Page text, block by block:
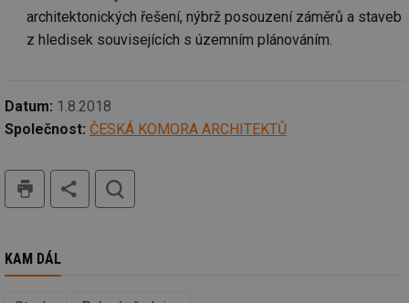
architektonických řešení, nýbrž posouzení záměrů a staveb
z hledisek souvisejících s územním plánováním.
Datum: 1.8.2018
Společnost: ČESKÁ KOMORA ARCHITEKTŮ
KAM DÁL